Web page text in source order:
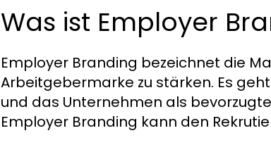
Was ist Employer
Employer Branding bezeichnet die
Arbeitgebermarke zu stärken. Es
und das Unternehmen als
Employer Branding kann den